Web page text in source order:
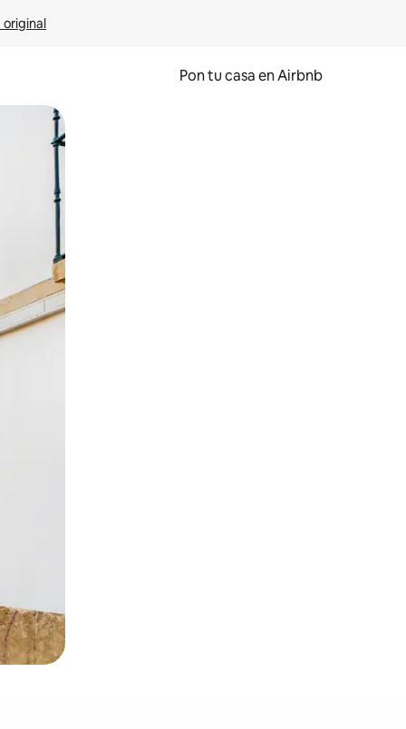
original
Pon tu casa en Airbnb
desliza el dedo.